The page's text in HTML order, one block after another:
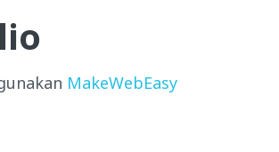
MakeWebEasy